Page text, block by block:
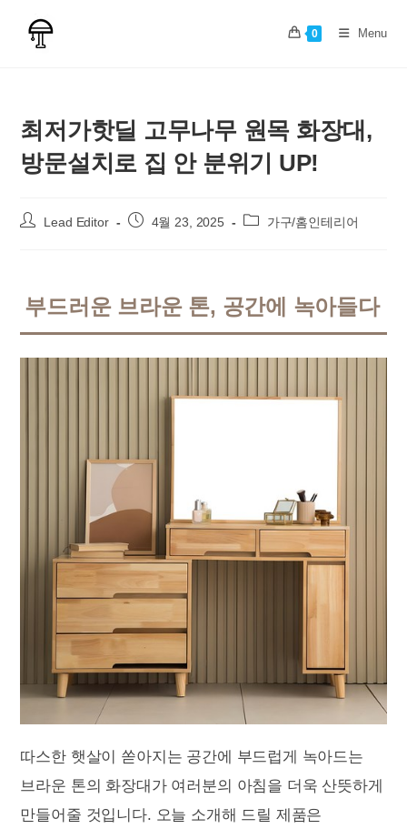
0 Menu
최저가핫딜 고무나무 원목 화장대,
방문설치로 집 안 분위기 UP!
Post Lead Editor
Post 4월 23, 2025
Post 가구/홈인테리어
부드러운 브라운 톤, 공간에 녹아들다
따스한 햇살이 쏟아지는 공간에 부드럽게 녹아드는
브라운 톤의 화장대가 여러분의 아침을 더욱 산뜻하게
만들어줄 것입니다. 오늘 소개해 드릴 제품은